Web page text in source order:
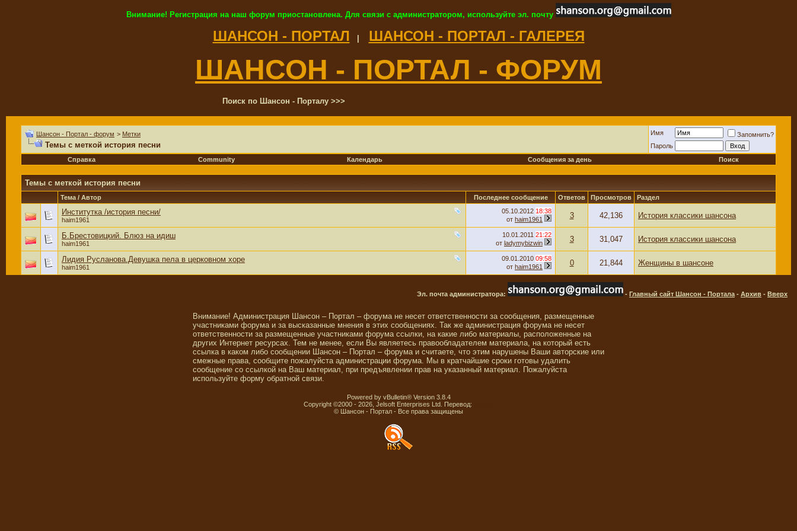
Внимание! Регистрация на наш форум приостановлена. Для связи с администратором, используйте эл. почту
ШАНСОН - ПОРТАЛ ШАНСОН - ПОРТАЛ - ГАЛЕРЕЯ
ШАНСОН - ПОРТАЛ - ФОРУМ
Поиск по Шансон - Порталу >>>
Шансон - Портал - форум > Метки
Темы с меткой история песни
Имя
Запомнить?
Пароль
Справка
Community Календарь Сообщения за день Поиск
Темы с меткой история песни
Тема / Автор Последнее сообщение Ответов Просмотров Раздел
Институтка /история песни/
haim1961
05.10.2012 18:38
от haim1961 3 42,136 История классики шансона
Б.Брестовицкий. Блюз на идиш
haim1961
10.01.2011 21:22
от ladymybizwin 3 31,047 История классики шансона
Лидия Русланова.Девушка пела в церковном хоре
haim1961
09.01.2010 09:58
от haim1961 0 21,844 Женщины в шансоне
Эл. почта администратора: - Главный сайт Шансон - Портала - Архив - Вверх
Внимание! Администрация Шансон – Портал – форума не несет ответственности за сообщения, размещенные
участниками форума и за высказанные мнения в этих сообщениях. Так же администрация форума не несет
ответственности за размещенные участниками форума ссылки, на какие либо материалы, расположенные на
других Интернет ресурсах. Тем не менее, если Вы являетесь правообладателем материала, на который есть
ссылка в каком либо сообщении Шансон – Портал – форума и считаете, что этим нарушены Ваши авторские или
смежные права, сообщите пожалуйста администрации форума. Мы в кратчайшие сроки готовы удалить
сообщение со ссылкой на Ваш материал, при предъявлении прав на указанный материал. Пожалуйста
используйте форму обратной связи.
Powered by vBulletin® Version 3.8.4
Copyright ©2000 - 2026, Jelsoft Enterprises Ltd. Перевод:
© Шансон - Портал - Все права защищены